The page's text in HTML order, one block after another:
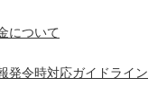
について
発令時対応ガイドライン